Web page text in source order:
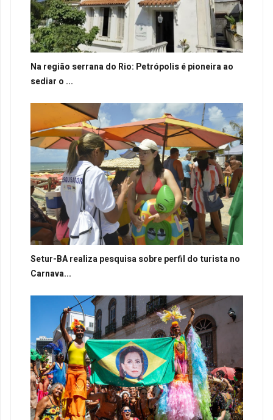
Na região serrana do Rio: Petrópolis é pioneira ao
sediar o ...
Setur-BA realiza pesquisa sobre perfil do turista no
Carnava...